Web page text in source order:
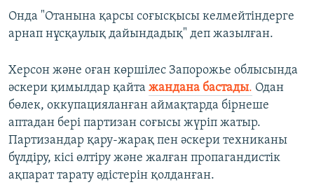
Онда "Отанына қарсы соғысқысы келмейтіндерге
арнап нұсқаулық дайындадық" деп жазылған.
Херсон және оған көршілес Запорожье облысында
әскери қимылдар қайта жандана бастады. Одан
бөлек, оккупацияланған аймақтарда бірнеше
аптадан бері партизан соғысы жүріп жатыр.
Партизандар қару-жарақ пен әскери техниканы
бүлдіру, кісі өлтіру және жалған пропагандистік
ақпарат тарату әдістерін қолданған.